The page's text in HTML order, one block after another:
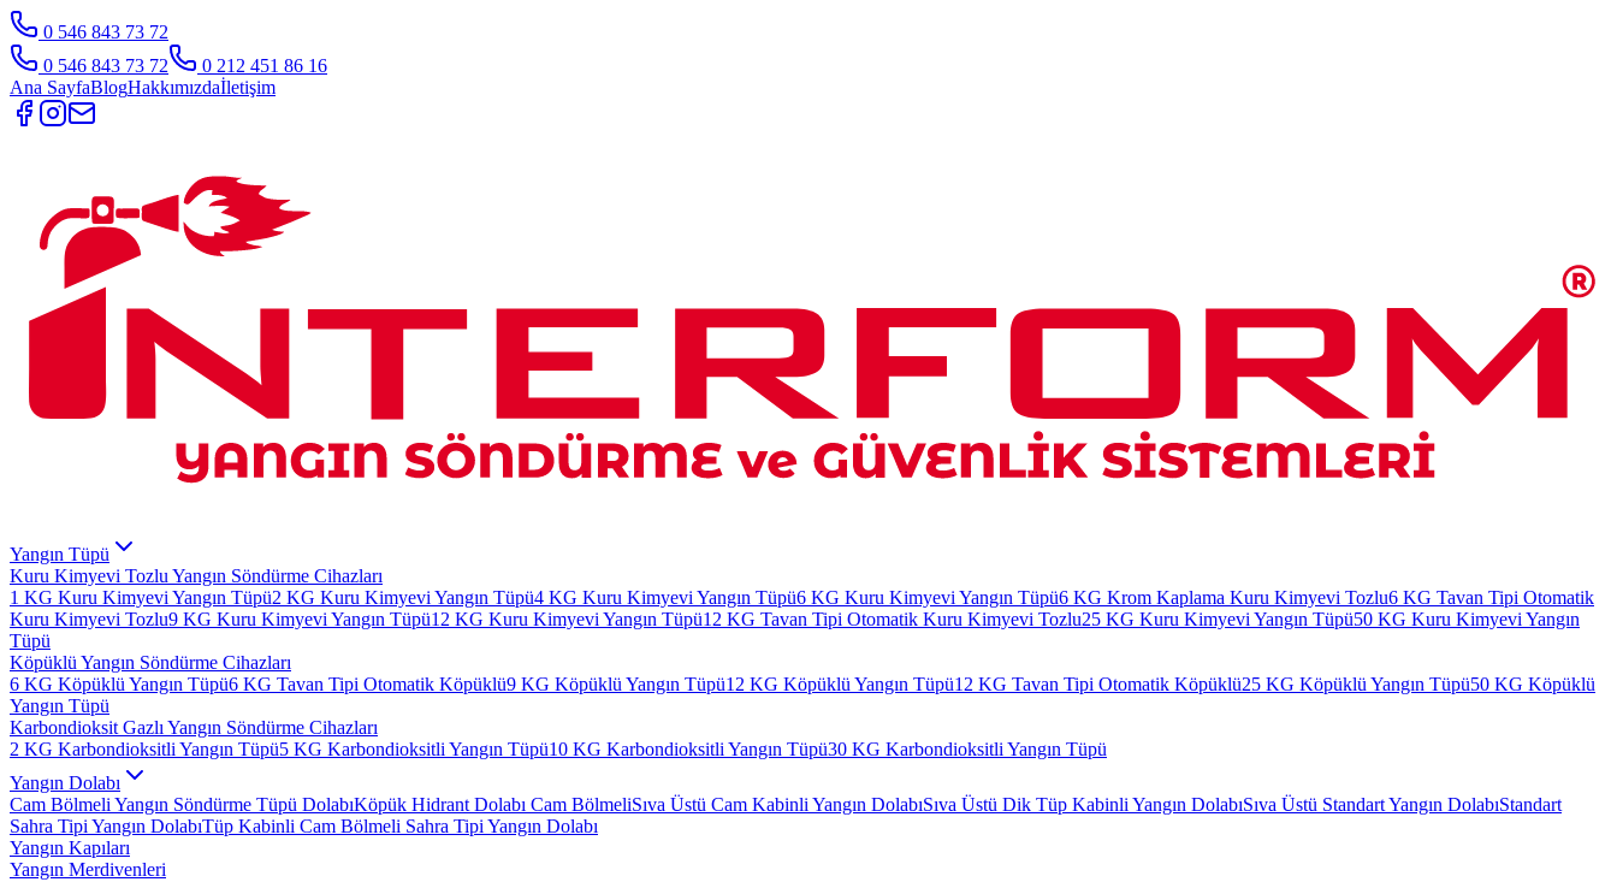
0 546 843 73 72
0 546 843 73 72
0 212 451 86 16
Ana SayfaBlogHakkımızdaİletişim
Yangın Tüpü
Kuru Kimyevi Tozlu Yangın Söndürme Cihazları
1 KG Kuru Kimyevi Yangın Tüpü2 KG Kuru Kimyevi Yangın Tüpü4 KG Kuru Kimyevi Yangın Tüpü6 KG Kuru Kimyevi Yangın Tüpü6 KG Krom Kaplama Kuru Kimyevi Tozlu6 KG Tavan Tipi Otomatik
Kuru Kimyevi Tozlu9 KG Kuru Kimyevi Yangın Tüpü12 KG Kuru Kimyevi Yangın Tüpü12 KG Tavan Tipi Otomatik Kuru Kimyevi Tozlu25 KG Kuru Kimyevi Yangın Tüpü50 KG Kuru Kimyevi Yangın
Tüpü
Köpüklü Yangın Söndürme Cihazları
6 KG Köpüklü Yangın Tüpü6 KG Tavan Tipi Otomatik Köpüklü9 KG Köpüklü Yangın Tüpü12 KG Köpüklü Yangın Tüpü12 KG Tavan Tipi Otomatik Köpüklü25 KG Köpüklü Yangın Tüpü50 KG Köpüklü
Yangın Tüpü
Karbondioksit Gazlı Yangın Söndürme Cihazları
2 KG Karbondioksitli Yangın Tüpü5 KG Karbondioksitli Yangın Tüpü10 KG Karbondioksitli Yangın Tüpü30 KG Karbondioksitli Yangın Tüpü
Yangın Dolabı
Cam Bölmeli Yangın Söndürme Tüpü DolabıKöpük Hidrant Dolabı Cam BölmeliSıva Üstü Cam Kabinli Yangın DolabıSıva Üstü Dik Tüp Kabinli Yangın DolabıSıva Üstü Standart Yangın DolabıStandart
Sahra Tipi Yangın DolabıTüp Kabinli Cam Bölmeli Sahra Tipi Yangın Dolabı
Yangın Kapıları
Yangın Merdivenleri